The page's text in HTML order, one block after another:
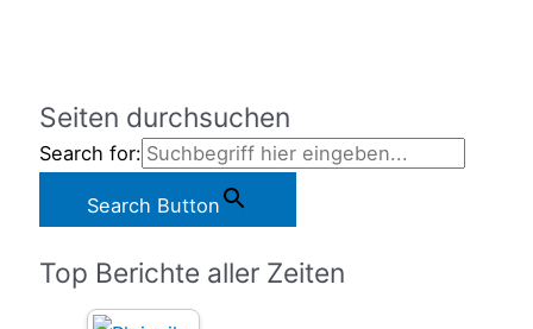
Seiten durchsuchen
Search for:
Search Button
Top Berichte aller Zeiten